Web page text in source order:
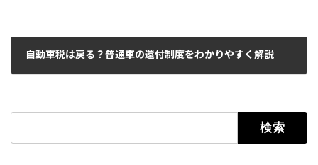
自動車税は戻る？普通車の還付制度をわかりやすく解説